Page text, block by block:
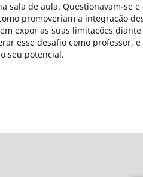
sala de aula. Questionavam-se
promoveriam a integração
expor as suas limitações
esse desafio como professor,
seu potencial.